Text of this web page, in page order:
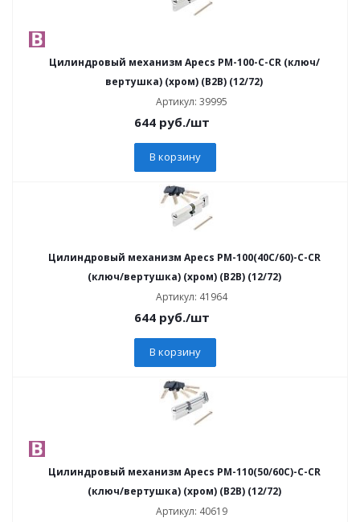
Цилиндровый механизм Apecs PM-100-C-CR (ключ/
вертушка) (хром) (B2B) (12/72)
Артикул: 39995
644 руб./шт
В корзину
Цилиндровый механизм Apecs PM-100(40C/60)-C-CR
(ключ/вертушка) (хром) (B2B) (12/72)
Артикул: 41964
644 руб./шт
В корзину
Цилиндровый механизм Apecs PM-110(50/60C)-C-CR
(ключ/вертушка) (хром) (B2B) (12/72)
Артикул: 40619